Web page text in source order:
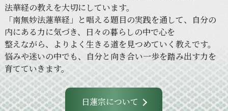
法華経の教えを大切にしています。
「南無妙法蓮華経」と唱える題目の実践を通して、
自分の
内にある力に気づき、 日々の暮らしの中で心を
整えながら、
より よく 生きる道を見つめていく 教えです。
悩みや迷いの中でも、 自分と向き合い一歩を踏み出す力を
育てていきます。
日蓮宗について